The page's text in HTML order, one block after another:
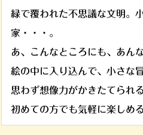
緑で覆われた不思議な文明。
家・・・。
あ、こんなところにも、あん
絵の中に入り込んで、小さな
思わず想像力がかきたてられ
初めての方でも気軽に楽しめ